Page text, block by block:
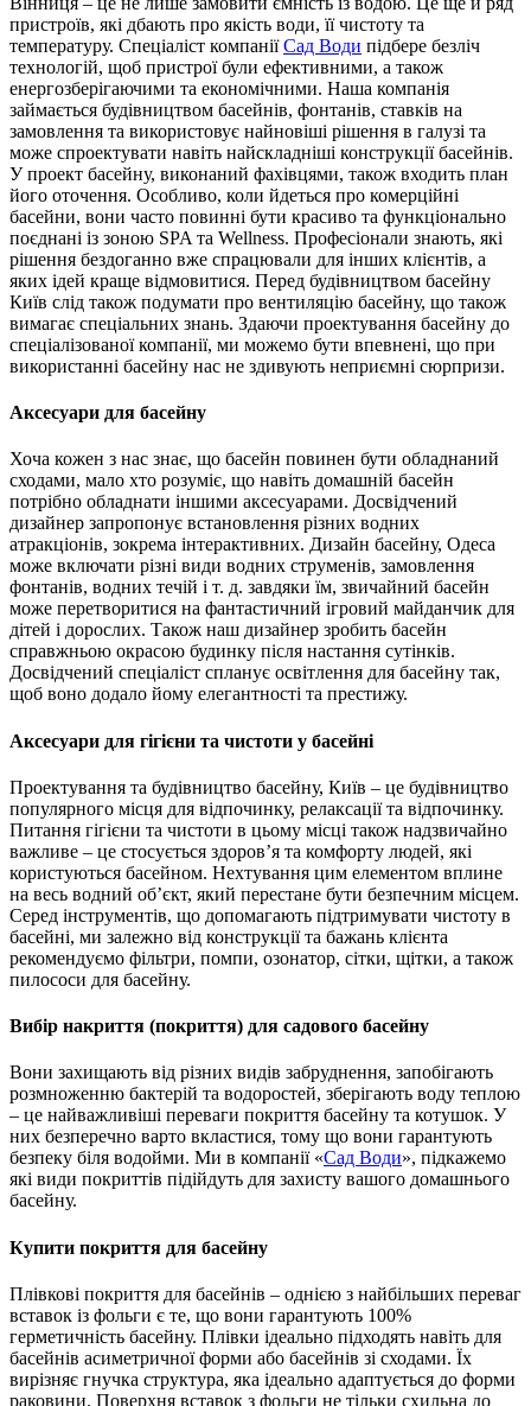
пристроїв, які дбають про якість води, її чистоту та
температуру. Спеціаліст компаніїСад Води підбере безліч
технологій, щоб пристрої були ефективними, а також
енергозберігаючими та економічними. Наша компанія
займається будівництвом басейнів, фонтанів, ставків на
замовлення та використовує найновіші рішення в галузі та
може спроектувати навіть найскладніші конструкції басейнів.
У проект басейну, виконаний фахівцями, також входить план
його оточення. Особливо, коли йдеться про комерційні
басейни, вони часто повинні бути красиво та функціонально
поєднані із зоною SPA та Wellness. Професіонали знають, які
рішення бездоганно вже спрацювали для інших клієнтів, а
яких ідей краще відмовитися. Перед будівництвом басейну
Київ слід також подумати про вентиляцію басейну, що також
вимагає спеціальних знань. Здаючи проектування басейну до
спеціалізованої компанії, ми можемо бути впевнені, що при
використанні басейну нас не здивують неприємні сюрпризи.
Аксесуари для басейну
Хоча кожен з нас знає, що басейн повинен бути обладнаний
сходами, мало хто розуміє, що навіть домашній басейн
потрібно обладнати іншими аксесуарами. Досвідчений
дизайнер запропонує встановлення різних водних
атракціонів, зокрема інтерактивних. Дизайн басейну, Одеса
може включати різні види водних струменів, замовлення
фонтанів, водних течій і т. д. завдяки їм, звичайний басейн
може перетворитися на фантастичний ігровий майданчик для
дітей і дорослих. Також наш дизайнер зробить басейн
справжньою окрасою будинку після настання сутінків.
Досвідчений спеціаліст спланує освітлення для басейну так,
щоб воно додало йому елегантності та престижу.
Аксесуари для гігієни та чистоти у басейні
Проектування та будівництво басейну, Київ – це будівництво
популярного місця для відпочинку, релаксації та відпочинку.
Питання гігієни та чистоти в цьому місці також надзвичайно
важливе – це стосується здоров’я та комфорту людей, які
користуються басейном. Нехтування цим елементом вплине
на весь водний об’єкт, який перестане бути безпечним місцем.
Серед інструментів, що допомагають підтримувати чистоту в
басейні, ми залежно від конструкції та бажань клієнта
рекомендуємо фільтри, помпи, озонатор, сітки, щітки, а також
пилососи для басейну.
Вибір накриття (покриття) для садового басейну
Вони захищають від різних видів забруднення, запобігають
розмноженню бактерій та водоростей, зберігають воду теплою
– це найважливіші переваги покриття басейну та котушок. У
них безперечно варто вкластися, тому що вони гарантують
безпеку біля водойми. Ми в компанії «Сад Води», підкажемо
які види покриттів підійдуть для захисту вашого домашнього
басейну.
Купити покриття для басейну
Плівкові покриття для басейнів – однією з найбільших переваг
вставок із фольги є те, що вони гарантують 100%
герметичність басейну. Плівки ідеально підходять навіть для
басейнів асиметричної форми або басейнів зі сходами. Їх
вирізняє гнучка структура, яка ідеально адаптується до форми
раковини. Поверхня вставок з фольги не тільки схильна до